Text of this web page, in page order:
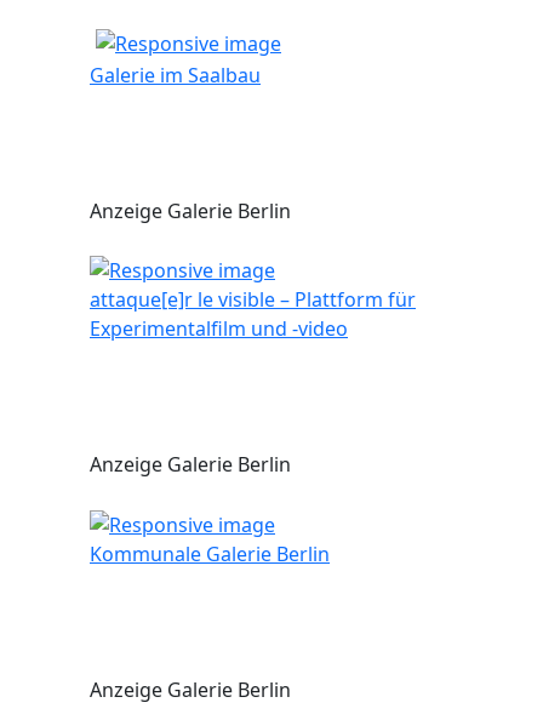
Galerie im Saalbau
Anzeige Galerie Berlin
attaque[e]r le visible – Plattform für
Experimentalfilm und -video
Anzeige Galerie Berlin
Kommunale Galerie Berlin
Anzeige Galerie Berlin